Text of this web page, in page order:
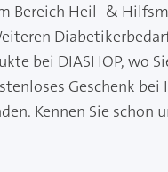
Bereich Heil- &
bei DIASHOP, wo
Geschenk
Kennen Sie